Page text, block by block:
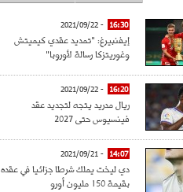
16:30
- 2021/09/22
إيفنبيرغ: "تمديد عقدي كيميتش
وغوريتزكا رسالة لأوروبا"
16:20
- 2021/09/22
ريال مدريد يتجه لتجديد عقد
فينسيوس حتى 2027
14:07
- 2021/09/21
دي ليخت يملك شرطا جزائيا في عقده
بقيمة 150 مليون أورو